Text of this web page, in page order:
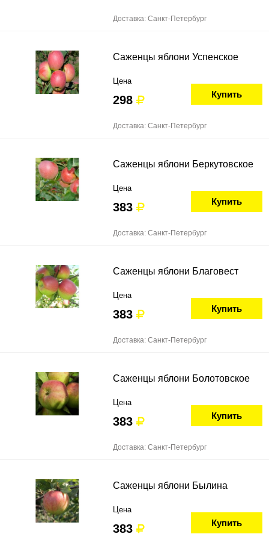
Доставка: Санкт-Петербург
Саженцы яблони Успенское
Цена
298 Купить
Доставка: Санкт-Петербург
Саженцы яблони Беркутовское
Цена
383 Купить
Доставка: Санкт-Петербург
Саженцы яблони Благовест
Цена
383 Купить
Доставка: Санкт-Петербург
Саженцы яблони Болотовское
Цена
383 Купить
Доставка: Санкт-Петербург
Саженцы яблони Былина
Цена
383 Купить